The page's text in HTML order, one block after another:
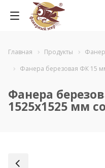
Главная Продукты
Фанера березовая ФК 15
Фанера
1525x1525 мм